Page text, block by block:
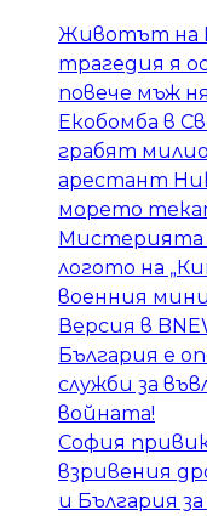
Животът на
трагедия я
повече мъж
Екобомба в
грабят
арестант
морето
Мистерията
логото на
военния
Версия в
България е
служби за
войната!
София
взривения
и България